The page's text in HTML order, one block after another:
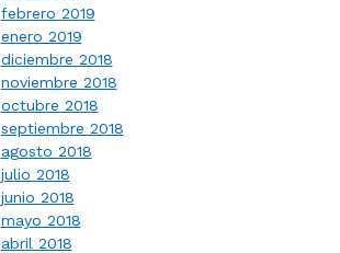
febrero 2019
enero 2019
diciembre 2018
noviembre 2018
octubre 2018
septiembre 2018
agosto 2018
julio 2018
junio 2018
mayo 2018
abril 2018